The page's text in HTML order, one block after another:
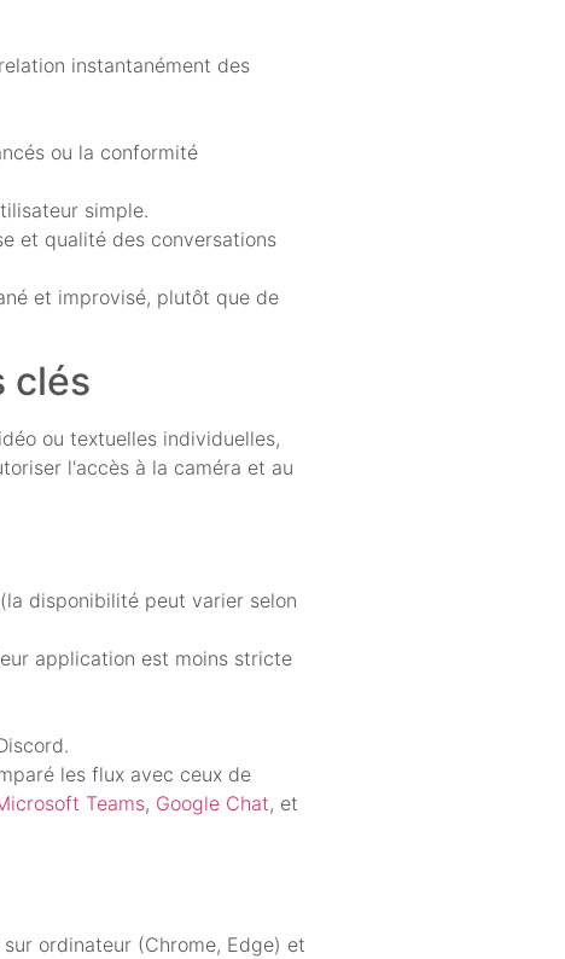
instantanément des
ou la conformité
simple.
et qualité des conversations
et improvisé, plutôt que de
clés
ou textuelles individuelles,
l'accès à la caméra et au
disponibilité peut varier selon
application est moins stricte
les flux avec ceux de
Teams, Google Chat, et
ordinateur (Chrome, Edge) et